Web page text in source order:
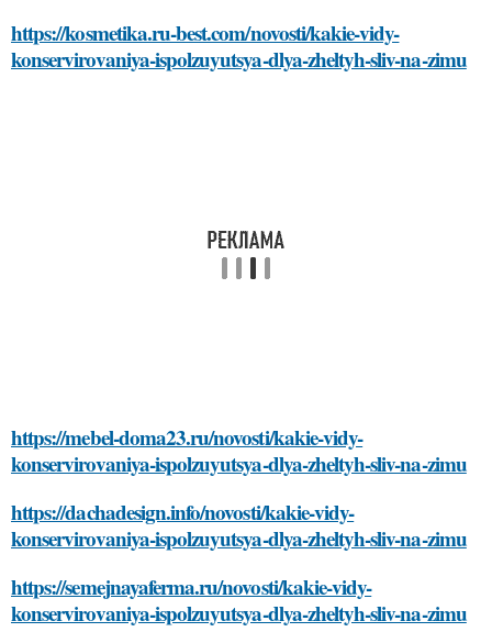
https://kosmetika.ru-best.com/novosti/kakie-vidy-
konservirovaniya-ispolzuyutsya-dlya-zheltyh-sliv-na-zimu
https://mebel-doma23.ru/novosti/kakie-vidy-
konservirovaniya-ispolzuyutsya-dlya-zheltyh-sliv-na-zimu
https://dachadesign.info/novosti/kakie-vidy-
konservirovaniya-ispolzuyutsya-dlya-zheltyh-sliv-na-zimu
https://semejnayaferma.ru/novosti/kakie-vidy-
konservirovaniya-ispolzuyutsya-dlya-zheltyh-sliv-na-zimu